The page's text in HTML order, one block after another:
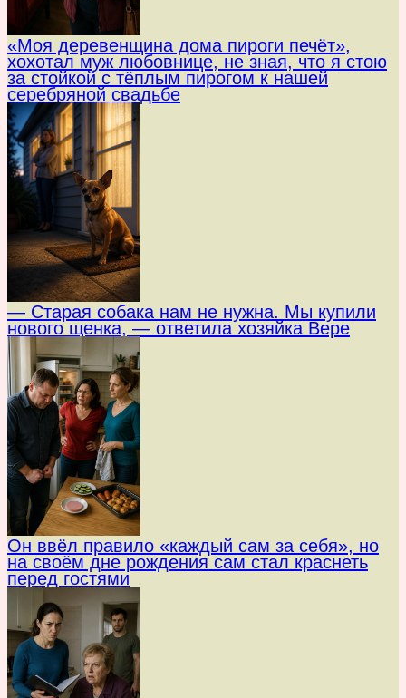
«Моя деревенщина дома пироги печёт»,
хохотал муж любовнице, не зная, что я стою
за стойкой с тёплым пирогом к нашей
серебряной свадьбе
— Старая собака нам не нужна. Мы купили
нового щенка, — ответила хозяйка Вере
Он ввёл правило «каждый сам за себя», но
на своём дне рождения сам стал краснеть
перед гостями